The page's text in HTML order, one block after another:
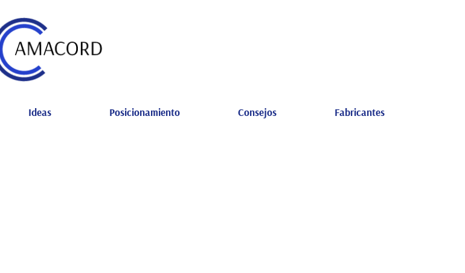
Ideas Posicionamiento Consejos Fabricantes